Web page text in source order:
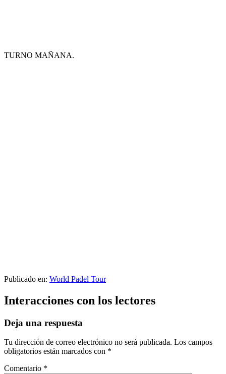
TURNO MAÑANA.
Publicado en: World Padel Tour
Interacciones con los lectores
Deja una respuesta
Tu dirección de correo electrónico no será publicada. Los campos
obligatorios están marcados con *
Comentario *